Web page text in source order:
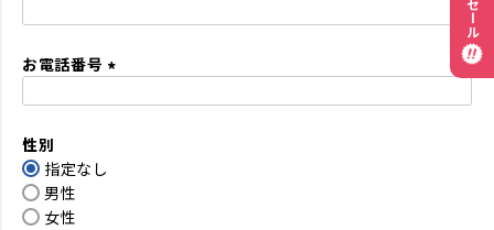
お電話番号
性別
指定なし
男性
女性